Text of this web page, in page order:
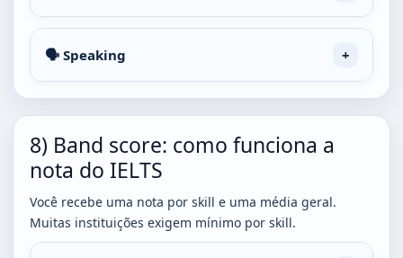
🗣️ Speaking
8) Band score: como funciona a
nota do IELTS
Você recebe uma nota por skill e uma média geral.
Muitas instituições exigem mínimo por skill.